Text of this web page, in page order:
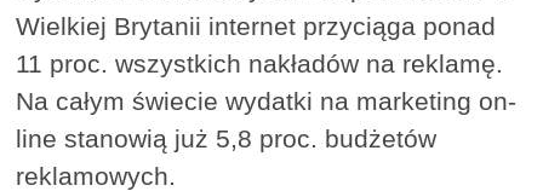
Wielkiej Brytanii internet przyciąga ponad
11 proc. wszystkich nakładów na reklamę.
Na całym świecie wydatki na marketing on-
line stanowią już 5,8 proc. budżetów
reklamowych.